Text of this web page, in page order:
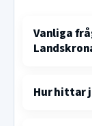
Vanliga
Hur hittar